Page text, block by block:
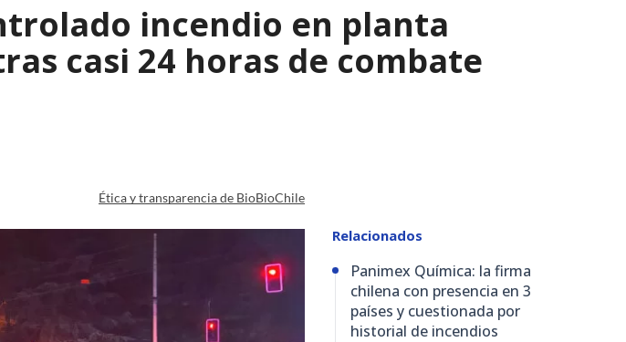
incendio en planta
casi 24 horas de combate
Ética y transparencia de BioBioChile
Relacionados
Panimex Química: la firma
chilena con presencia en 3
países y cuestionada por
historial de incendios